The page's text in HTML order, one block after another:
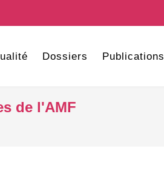
Dossiers Publications
de l'AMF